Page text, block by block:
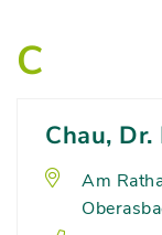
C
Chau,
Am